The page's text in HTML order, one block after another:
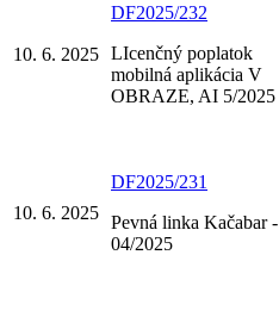
10. 6. 2025
DF2025/232
LIcenčný poplatok
mobilná aplikácia V
OBRAZE, AI 5/2025
10. 6. 2025
DF2025/231
Pevná linka Kačabar -
04/2025